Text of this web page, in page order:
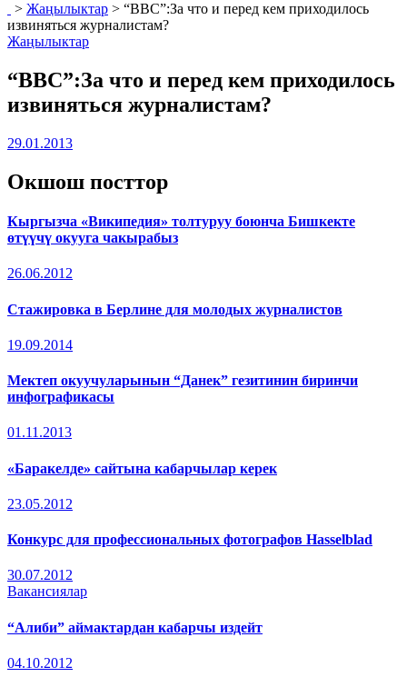
> Жаңылыктар > “BBC”:За что и перед кем приходилось
извиняться журналистам?
Жаңылыктар
“BBC”:За что и перед кем приходилось
извиняться журналистам?
29.01.2013
Окшош посттор
Кыргызча «Википедия» толтуруу боюнча Бишкекте
өтүүчү окууга чакырабыз
26.06.2012
Стажировка в Берлине для молодых журналистов
19.09.2014
Мектеп окуучуларынын “Данек” гезитинин биринчи
инфографикасы
01.11.2013
«Баракелде» сайтына кабарчылар керек
23.05.2012
Конкурс для профессиональных фотографов Hasselblad
30.07.2012
Вакансиялар
“Алиби” аймактардан кабарчы издейт
04.10.2012